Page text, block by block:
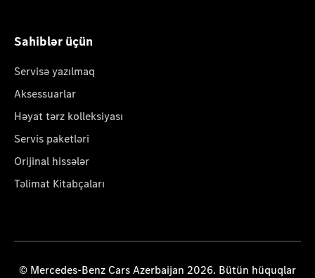
Sahiblər üçün
Servisə yazılmaq
Aksessuarlar
Həyat tərz kolleksiyası
Servis paketləri
Orijinal hissələr
Təlimat Kitabçaları
© Mercedes-Benz Cars Azerbaijan 2026. Bütün hüquqlar